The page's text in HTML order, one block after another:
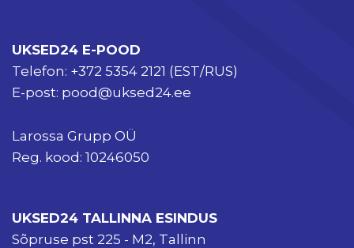
UKSED24 E-POOD
Telefon: +372 5354 2121 (EST/RUS)
E-post: pood@uksed24.ee
Larossa Grupp OÜ
Reg. kood: 10246050
UKSED24 TALLINNA ESINDUS
Sõpruse pst 225 - M2, Tallinn